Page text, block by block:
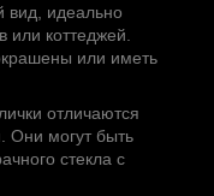
вид, идеально
коттеджей.
или иметь
отличаются
Они могут быть
стекла с